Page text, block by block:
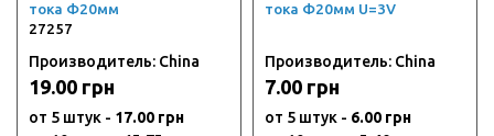
тока Ф20мм
27257
Производитель: China
19.00 грн
от 5 штук - 17.00 грн
тока Ф20мм U=3V
Производитель: China
7.00 грн
от 5 штук - 6.00 грн